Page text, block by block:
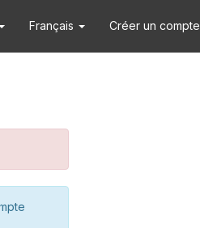
Français Créer un compte